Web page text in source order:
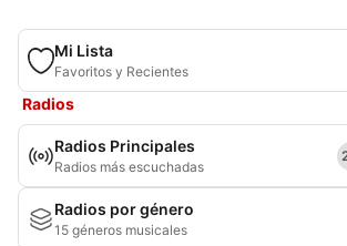
Mi Lista
Favoritos y Recientes
Radios
Radios Principales
Radios más escuchadas
Radios por género
15 géneros musicales